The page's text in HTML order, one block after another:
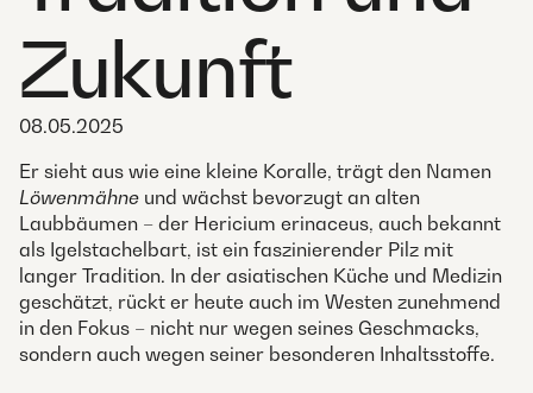
Zukunft
08.05.2025
Er sieht aus wie eine kleine Koralle, trägt den Namen
Löwenmähne und wächst bevorzugt an alten
Laubbäumen – der Hericium erinaceus, auch bekannt
als Igelstachelbart, ist ein faszinierender Pilz mit
langer Tradition. In der asiatischen Küche und Medizin
geschätzt, rückt er heute auch im Westen zunehmend
in den Fokus – nicht nur wegen seines Geschmacks,
sondern auch wegen seiner besonderen Inhaltsstoffe.